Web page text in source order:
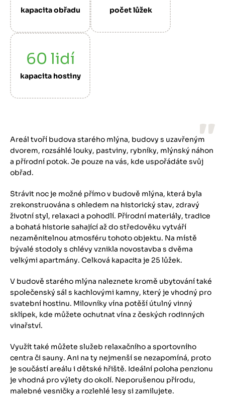
kapacita obřadu počet lůžek
60 lidí
kapacita hostiny
Areál tvoří budova starého mlýna, budovy s uzavřeným
dvorem, rozsáhlé louky, pastviny, rybníky, mlýnský náhon
a přírodní potok. Je pouze na vás, kde uspořádáte svůj
obřad.
Strávit noc je možné přímo v budově mlýna, která byla
zrekonstruována s ohledem na historický stav, zdravý
životní styl, relaxaci a pohodlí. Přírodní materiály, tradice
a bohatá historie sahající až do středověku vytváří
nezaměnitelnou atmosféru tohoto objektu. Na místě
bývalé stodoly s chlévy vznikla novostavba s dvěma
velkými apartmány. Celková kapacita je 25 lůžek.
V budově starého mlýna naleznete kromě ubytování také
společenský sál s kachlovými kamny, který je vhodný pro
svatební hostinu. Milovníky vína potěší útulný vinný
sklípek, kde můžete ochutnat vína z českých rodinných
vinařství.
Využít také můžete služeb relaxačního a sportovního
centra či sauny. Ani na ty nejmenší se nezapomíná, proto
je součástí areálu i dětské hřiště. Ideální poloha penzionu
je vhodná pro výlety do okolí. Neporušenou přírodu,
malebné vesničky a rozlehlé lesy si zamilujete.